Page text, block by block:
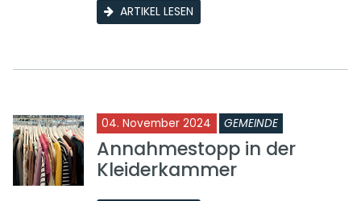
ARTIKEL LESEN
04. November 2024 GEMEINDE
Annahmestopp in der
Kleiderkammer